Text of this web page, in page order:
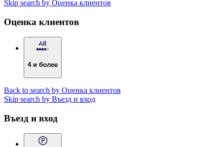
Skip search by Оценка клиентов
Оценка клиентов
4 и более
Back to search by Оценка клиентов
Skip search by Въезд и вход
Въезд и вход